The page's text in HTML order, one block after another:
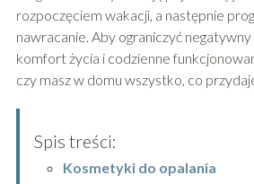
rozpoczęciem wakacji, a następnie
nawracanie. Aby ograniczyć negatywny
komfort życia i codzienne
czy masz w domu wszystko, co
Spis treści:
Kosmetyki do opalania